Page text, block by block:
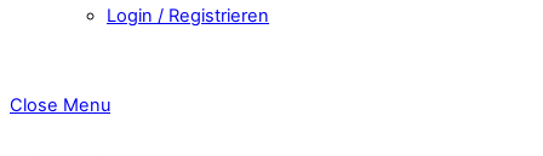
Login / Registrieren
Close Menu